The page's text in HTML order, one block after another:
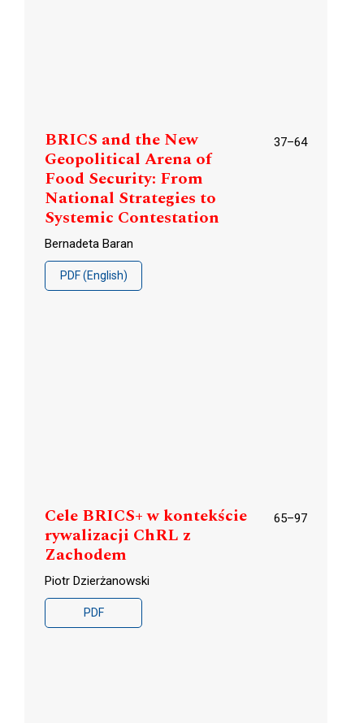
BRICS and the New
Geopolitical Arena of
Food Security: From
National Strategies to
Systemic Contestation
37–64
Bernadeta Baran
PDF (English)
Cele BRICS+ w kontekście
rywalizacji ChRL z
Zachodem
65–97
Piotr Dzierżanowski
PDF